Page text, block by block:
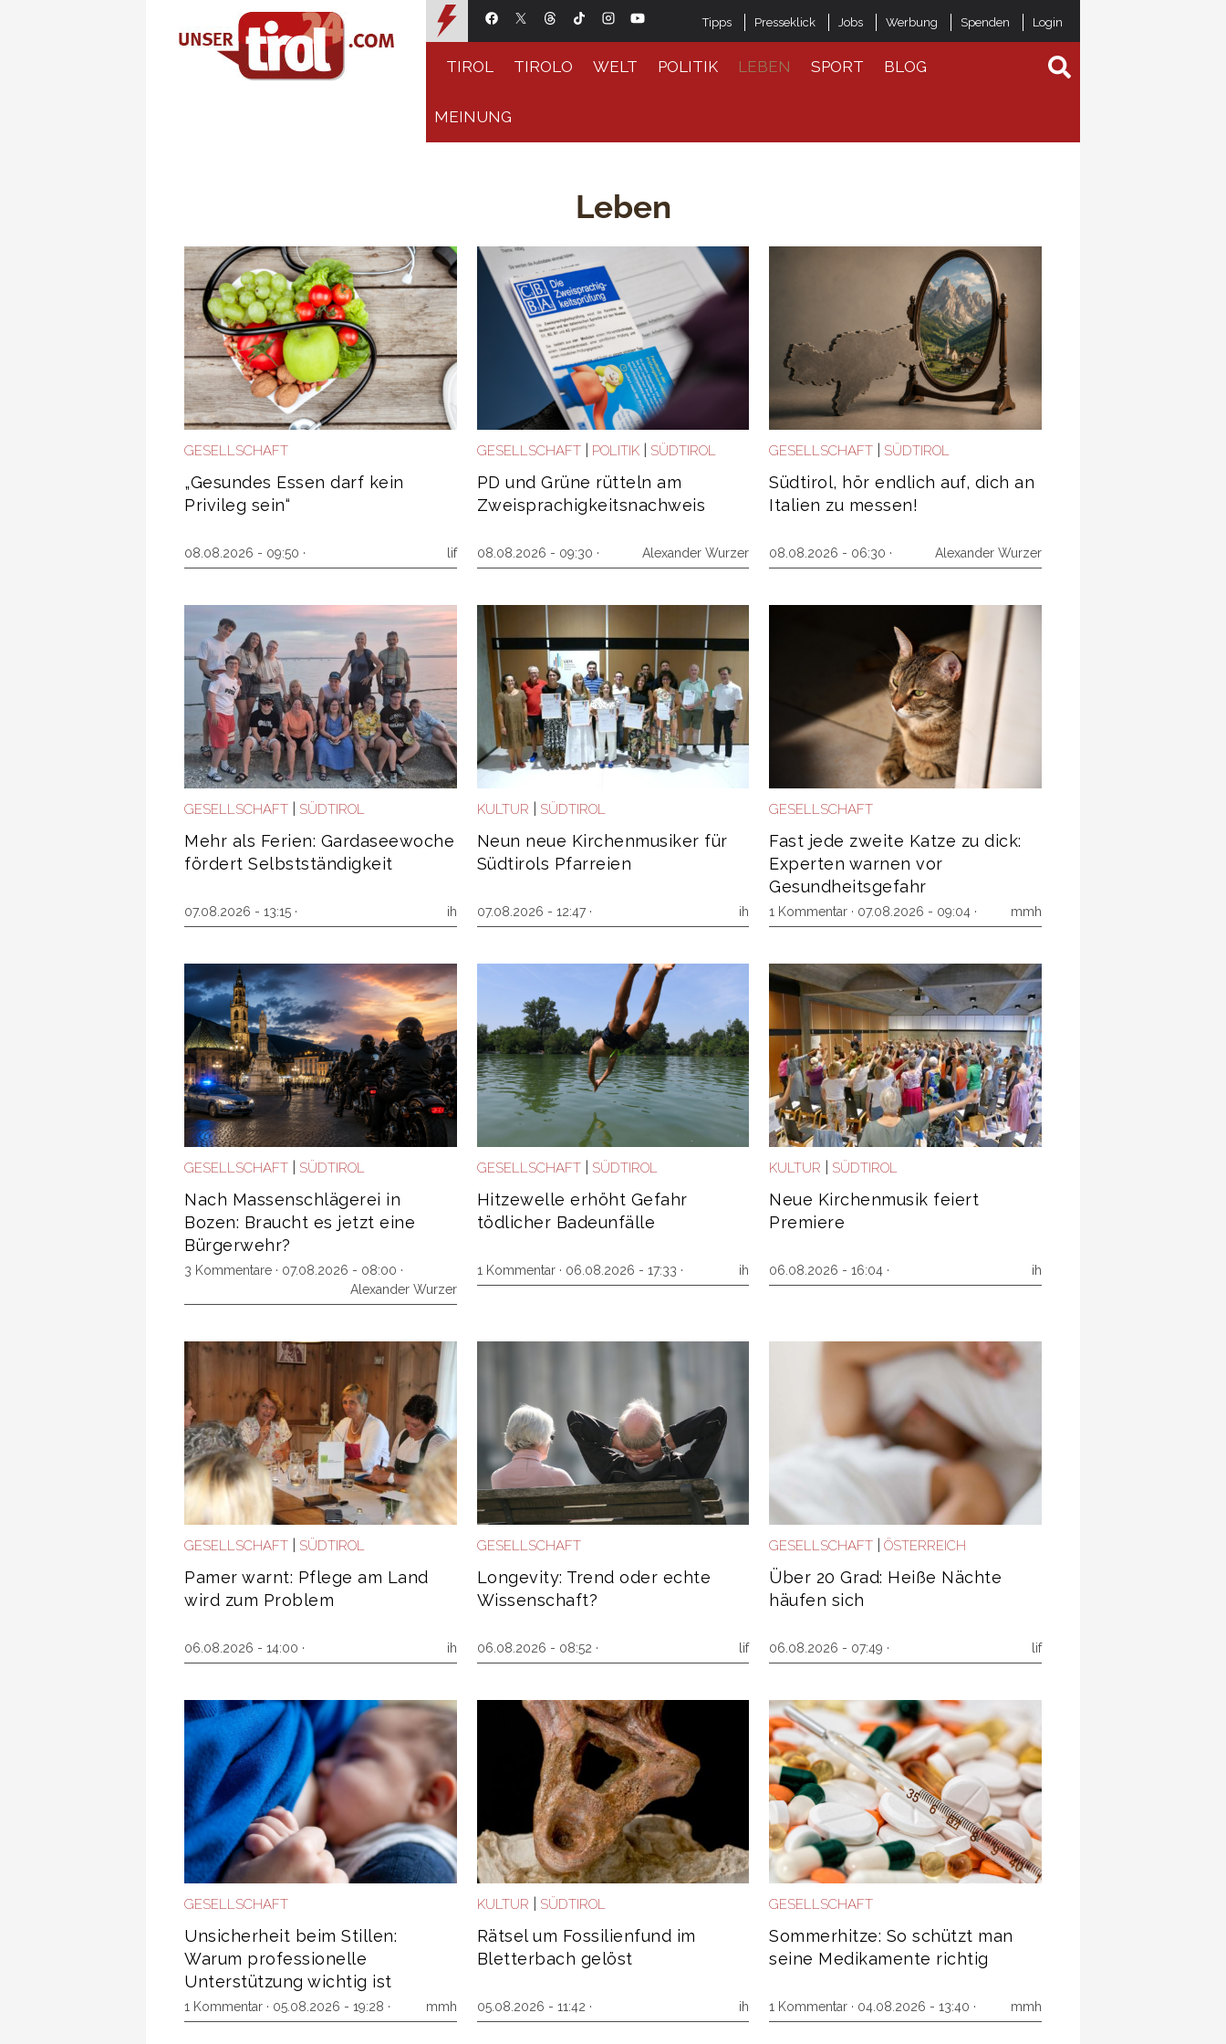
Tipps Presseklick Jobs Werbung Spenden Login
TIROL TIROLO WELT POLITIK LEBEN SPORT BLOG
MEINUNG
Leben
GESELLSCHAFT
„Gesundes Essen darf kein
Privileg sein“
08.08.2026 - 09:50 · lif
GESELLSCHAFT| POLITIK| SÜDTIROL
PD und Grüne rütteln am
Zweisprachigkeitsnachweis
08.08.2026 - 09:30 · Alexander Wurzer
GESELLSCHAFT SÜDTIROL
Südtirol, hör endlich auf, dich an
Italien zu messen!
08.08.2026 - 06:30 · Alexander Wurzer
GESELLSCHAFT SÜDTIROL
Mehr als Ferien: Gardaseewoche
fördert Selbstständigkeit
07.08.2026 - 13:15 · ih
KULTUR SÜDTIROL
Neun neue Kirchenmusiker für
Südtirols Pfarreien
07.08.2026 - 12:47 · ih
GESELLSCHAFT
Fast jede zweite Katze zu dick:
Experten warnen vor
Gesundheitsgefahr
1 Kommentar · 07.08.2026 - 09:04 · mmh
GESELLSCHAFT SÜDTIROL
Nach Massenschlägerei in
Bozen: Braucht es jetzt eine
Bürgerwehr?
3 Kommentare · 07.08.2026 - 08:00 ·
Alexander Wurzer
GESELLSCHAFT| SÜDTIROL
Hitzewelle erhöht Gefahr
tödlicher Badeunfälle
1 Kommentar· 06.08.2026 - 17:33 · ih
KULTUR SÜDTIROL
Neue Kirchenmusik feiert
Premiere
06.08.2026 - 16:04 · ih
GESELLSCHAFT SÜDTIROL
Pamer warnt: Pflege am Land
wird zum Problem
06.08.2026 - 14:00 · ih
GESELLSCHAFT
Longevity: Trend oder echte
Wissenschaft?
06.08.2026 - 08:52 · lif
GESELLSCHAFT |ÖSTERREICH
Über 20 Grad: Heiße Nächte
häufen sich
06.08.2026 - 07:49 · lif
GESELLSCHAFT
Unsicherheit beim Stillen:
Warum professionelle
Unterstützung wichtig ist
1 Kommentar · 05.08.2026 - 19:28 · mmh
KULTUR SÜDTIROL
Rätsel um Fossilienfund im
Bletterbach gelöst
05.08.2026 - 11:42 · ih
GESELLSCHAFT
Sommerhitze: So schützt man
seine Medikamente richtig
1 Kommentar · 04.08.2026 - 13:40 · mmh